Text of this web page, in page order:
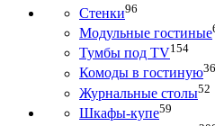
Стенки96
Модульные гостиные
Тумбы под ТV154
Комоды в гостиную36
Журнальные столы52
Шкафы-купе59